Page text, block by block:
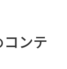
ンテ